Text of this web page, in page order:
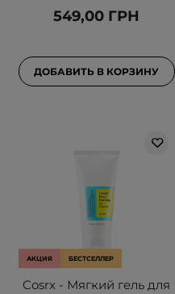
549,00 ГРН
ДОБАВИТЬ В КОРЗИНУ
АКЦИЯ БЕСТСЕЛЛЕР
Cosrx - Мягкий гель для